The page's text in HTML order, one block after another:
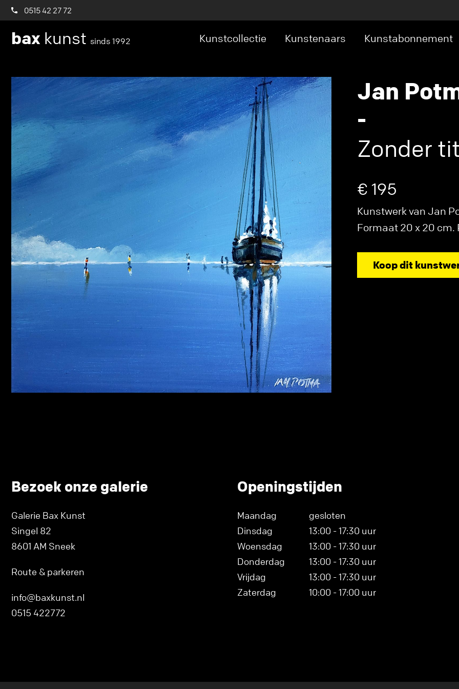
0515 42 27 72
bax kunst sinds 1992 Kunstcollectie Kunstenaars Kunstabonnement
Jan
-
Zonder
€ 195
Kunstwerk van Jan
Formaat 20 x 20 cm.
Koop dit
Bezoek onze galerie
Galerie Bax Kunst
Singel 82
8601 AM Sneek
Route & parkeren
info@baxkunst.nl
0515 422772
Openingstijden
Maandag
gesloten
Dinsdag
13:00 - 17:30 uur
Woensdag
13:00 - 17:30 uur
Donderdag
13:00 - 17:30 uur
Vrijdag
13:00 - 17:30 uur
Zaterdag
10:00 - 17:00 uur